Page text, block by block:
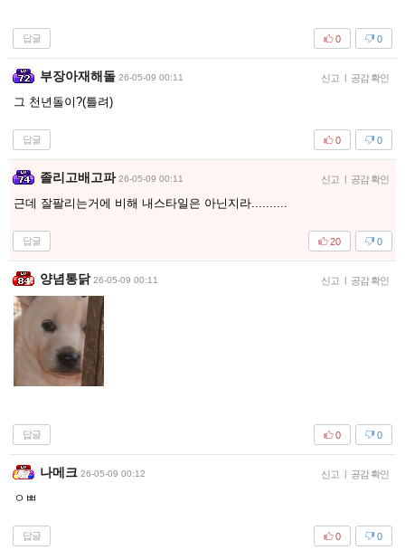
답글 0
0
부장아재해돌 26-05-09 00:11 신고 | 공감 확인
그 천년돌이?(틀려)
답글 0
0
졸리고배고파 26-05-09 00:11 신고 | 공감 확인
근데 잘팔리는거에 비해 내스타일은 아닌지라..........
답글 0
20
양념통닭 26-05-09 00:11 신고 | 공감 확인
답글 0
0
나메크 26-05-09 00:12 신고 | 공감 확인
ㅇㅃ
답글 0
0